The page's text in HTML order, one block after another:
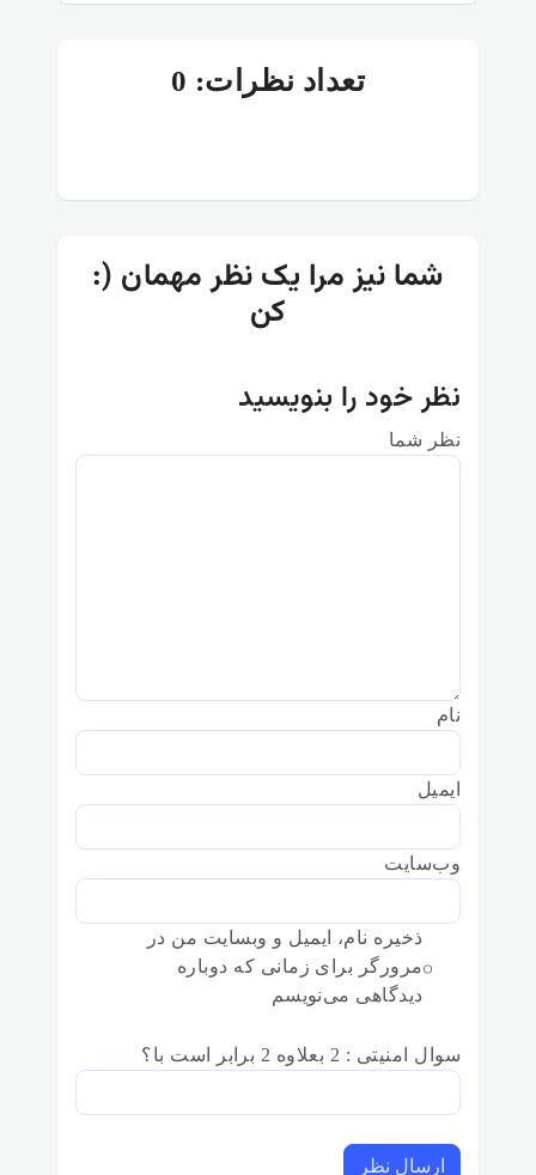
تعداد نظرات: 0
:) شما نیز مرا یک نظر مهمان
کن
نظر خود را بنویسید
نظر شما
نام
ایمیل
وب‌سایت
ذخیره نام، ایمیل و وبسایت من در
مرورگر برای زمانی که دوباره
دیدگاهی می‌نویسم
سوال امنیتی : 2 بعلاوه 2 برابر است با؟
ارسال نظر